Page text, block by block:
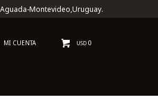
USD 0
Montevideo,Uruguay.